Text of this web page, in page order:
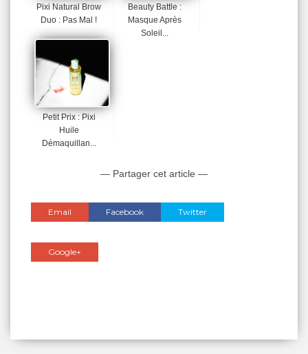
Pixi Natural Brow
Duo : Pas Mal !
Beauty Battle :
Masque Après
Soleil...
Petit Prix : Pixi
Huile
Démaquillan...
— Partager cet article —
Email Facebook Twitter
Google+